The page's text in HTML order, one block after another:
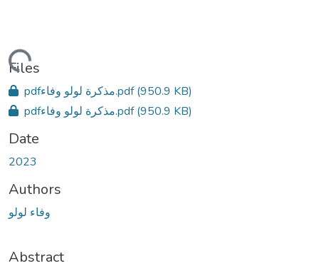
Files
pdfمذكرة لولو وفاء.pdf(950.9 KB)
pdfمذكرة لولو وفاء.pdf(950.9 KB)
Date
2023
Authors
وفاء لولو
Abstract